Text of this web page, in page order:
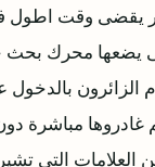
يقضى وقت
يضعها محرك
الزائرون
مباشرة
العلامات التى